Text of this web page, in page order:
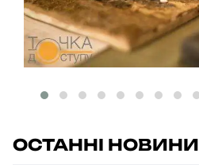
ОСТАННІ НОВИНИ